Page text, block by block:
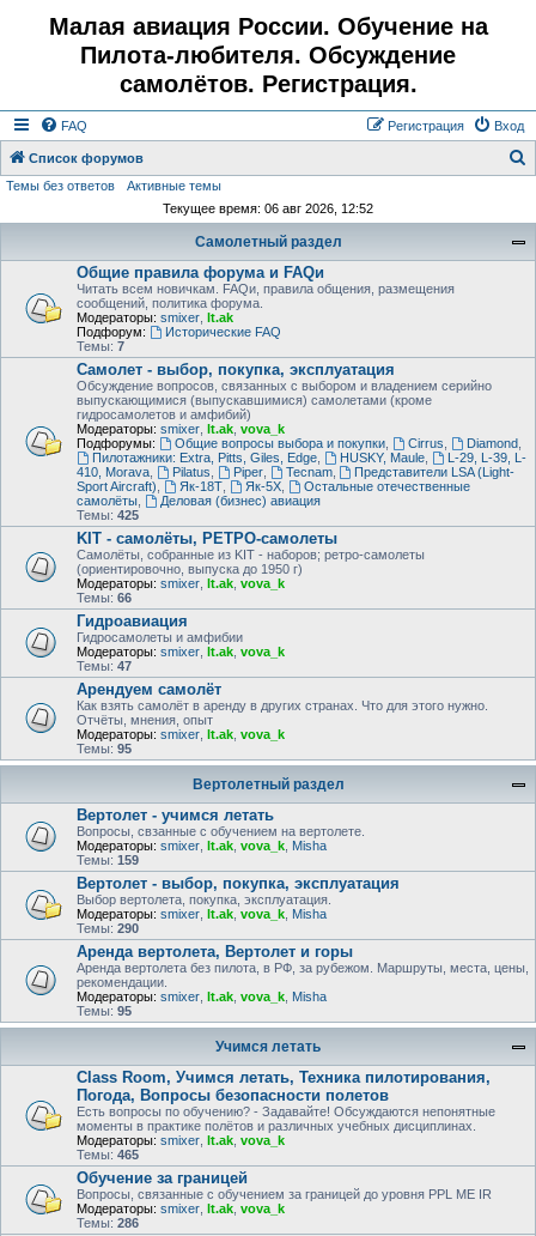
Малая авиация России. Обучение на
Пилота-любителя. Обсуждение
самолётов. Регистрация.
FAQ Вход
Регистрация
Список форумов
Темы без ответов
Активные темы
Текущее время: 06 авг 2026, 12:52
Самолетный раздел
Общие правила форума и FAQи
Читать всем новичкам. FAQи, правила общения, размещения
сообщений, политика форума.
Модераторы: smixer lt.ak
Подфорум:
Исторические FAQ
Темы: 7
Самолет - выбор, покупка, эксплуатация
Обсуждение вопросов, связанных с выбором и владением серийно
выпускающимися (выпускавшимися) самолетами (кроме
гидросамолетов и амфибий)
Модераторы: smixer lt.ak vova_k
Подфорумы:
Общие вопросы выбора и покупки, Cirrus Diamond,
Пилотажники: Extra, Pitts, Giles, Edge, HUSKY, Maule,
L-29, L-39, L-
410, Morava
Pilatus Piper, Tecnam,
Представители LSA (Light-
Sport Aircraft)
Як-18Т, Як-5Х,
Остальные отечественные
самолёты
Деловая (бизнес) авиация
Темы: 425
KIT - самолёты, РЕТРО-самолеты
Самолёты, собранные из KIT - наборов; ретро-самолеты
(ориентировочно, выпуска до 1950 г)
Модераторы: smixer lt.ak vova_k
Темы: 66
Гидроавиация
Гидросамолеты и амфибии
Модераторы: smixer lt.ak vova_k
Темы: 47
Арендуем самолёт
Как взять самолёт в аренду в других странах. Что для этого нужно.
Отчёты, мнения, опыт
Модераторы: smixer lt.ak vova_k
Темы: 95
Вертолетный раздел
Вертолет - учимся летать
Вопросы, свзанные с обучением на вертолете.
Модераторы: smixer lt.ak vova_k Misha
Темы: 159
Вертолет - выбор, покупка, эксплуатация
Выбор вертолета, покупка, эксплуатация.
Модераторы: smixer lt.ak vova_k Misha
Темы: 290
Аренда вертолета, Вертолет и горы
Аренда вертолета без пилота, в РФ, за рубежом. Маршруты, места, цены,
рекомендации.
Модераторы: smixer lt.ak vova_k Misha
Темы: 95
Учимся летать
Class Room, Учимся летать, Техника пилотирования,
Погода, Вопросы безопасности полетов
Есть вопросы по обучению? - Задавайте! Обсуждаются непонятные
моменты в практике полётов и различных учебных дисциплинах.
Модераторы: smixer lt.ak vova_k
Темы: 465
Обучение за границей
Вопросы, связанные с обучением за границей до уровня PPL ME IR
Модераторы: smixer lt.ak vova_k
Темы: 286